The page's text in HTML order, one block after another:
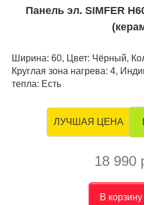
Панель эл. SIMFER
Ширина: 60, Цвет: Чёрный,
Круглая зона нагрева: 4,
тепла: Есть
ЛУЧШАЯ ЦЕНА
18 990
В корзину